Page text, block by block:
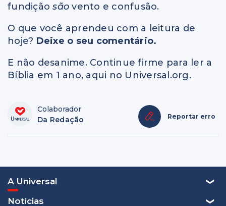
fundiçãosãovento e confusão.
O que você aprendeu com a leitura de
hoje? Deixe o seu comentário.
E não desanime. Continue firme para ler a
Bíblia em 1 ano, aqui no Universal.org.
Colaborador
Da Redação
Reportar erro
A Universal
Notícias